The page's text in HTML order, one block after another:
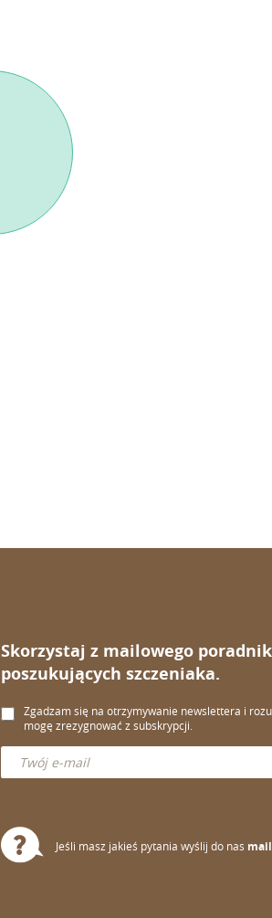
Skorzystaj z mailowego
poszukujących szczeniaka.
Zgadzam się na otrzymywanie newslettera i
mogę zrezygnować z subskrypcji.
Jeśli masz jakieś pytania wyślij do nas